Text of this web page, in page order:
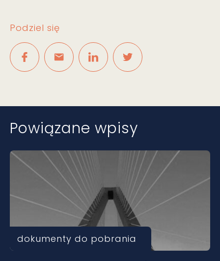
Podziel się
Powiązane wpisy
dokumenty do pobrania